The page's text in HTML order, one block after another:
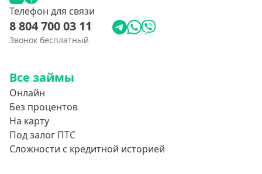
Телефон для связи
8 804 700 03 11
Звонок бесплатный
Все займы
Онлайн
Без процентов
На карту
Под залог ПТС
Сложности с кредитной историей